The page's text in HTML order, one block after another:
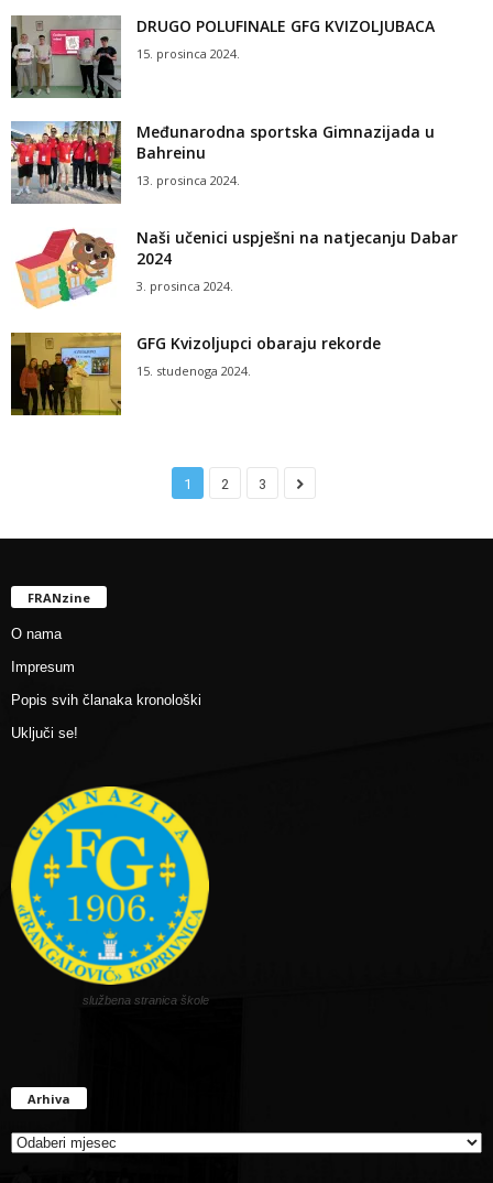
DRUGO POLUFINALE GFG KVIZOLJUBACA
15. prosinca 2024.
Međunarodna sportska Gimnazijada u
Bahreinu
13. prosinca 2024.
Naši učenici uspješni na natjecanju Dabar
2024
3. prosinca 2024.
GFG Kvizoljupci obaraju rekorde
15. studenoga 2024.
1 2 3
FRANzine
O nama
Impresum
Popis svih članaka kronološki
Uključi se!
službena stranica škole
Arhiva